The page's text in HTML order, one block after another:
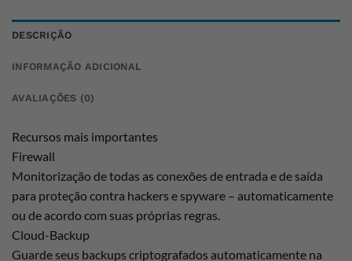
DESCRIÇÃO
INFORMAÇÃO ADICIONAL
AVALIAÇÕES (0)
Recursos mais importantes
Firewall
Monitorização de todas as conexões de entrada e de saída
para proteção contra hackers e spyware – automaticamente
ou de acordo com suas próprias regras.
Cloud-Backup
Guarde seus backups criptografados automaticamente na